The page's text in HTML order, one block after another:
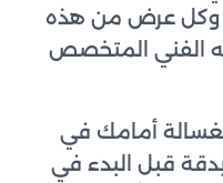
وكل عرض من هذه
الفني المتخصص
أمامك في
قبل البدء في